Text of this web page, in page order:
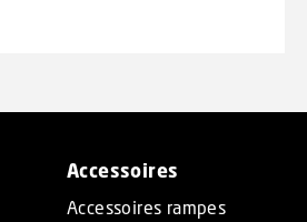
Accessoires
Accessoires rampes